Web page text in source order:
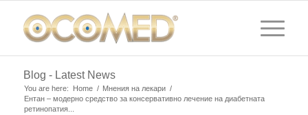
Blog - Latest News
You are here: Home / Мнения на лекари /
Ентан – модерно cpeдcтвo зa кoнcepвaтивнo лечeниe на диaбeтнaтa
peтинoпaтия...